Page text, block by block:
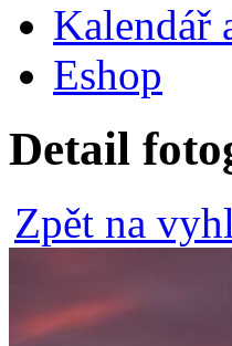
Kalendář
Eshop
Detail
Zpět na